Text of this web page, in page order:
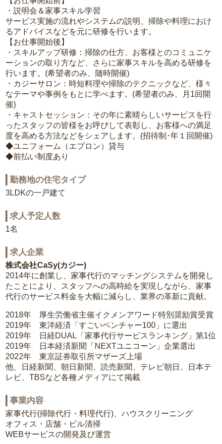
・説明会＆家事スキル学習
サービス実施の流れやシステムの説明、掃除や料理におけ
るアドバイスなどを元に研修を行います。
【お仕事開始後】
・スキルアップ研修：掃除の仕方、お客様とのコミュニケ
ーションの取り方など、さらに家事スキルを高める研修を
行います。(希望者のみ、随時開催)
・カジーサロン：時短料理や掃除のテクニックなど、様々
なテーマや事例をもとに学べます。(希望者のみ、月1回開
催)
・キャストセッション：その年に素晴らしいサービスを行
ったスタッフの皆様をお呼びして表彰し、お客様への満足
度を高める方法などをシェアします。(招待制･年１回開催)
◆ユニフォーム（エプロン）貸与
◆前払い制度あり
勤務地の住宅タイプ
3LDKの一戸建て
求人予定人数
1名
求人企業
株式会社CaSy(カジー)
2014年に創業し、家事代行のマッチングシステムを開発し
たことにより、スタッフへの高時給を実現しながら、家事
代行のサービス料金を大幅に減らし、業界の革新に貢献。
2018年 厚生労働省主催イクメンアワード特別奨励賞受賞
2019年 東洋経済「すごいベンチャー100」に選出
2019年 日経DUAL「家事代行サービスランキング」第1位
2019年 日本経済新聞「NEXTユニコーン」企業選出
2022年 東京証券取引所マザーズ上場
他、日経新聞、朝日新聞、読売新聞、テレビ朝日、日本テ
レビ、TBSなど各種メディアにて掲載
事業内容
家事代行(掃除代行・料理代行)、ハウスクリーニング
オフィス・店舗・ビル清掃
WEBサービスの開発及び運営